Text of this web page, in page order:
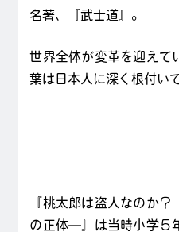
名著、『武士道』。
世界全体が変革を迎えて
葉は日本人に深く根付い
『桃太郎は盗人なのか
の正体─』は当時小学５